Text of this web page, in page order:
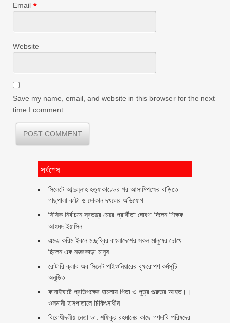
Email *
Website
Save my name, email, and website in this browser for the next
time I comment.
সর্বশেষ
সিলেটে আব্দুল্লাহ হত্যাকাণ্ডের পর আসামিপক্ষের বাড়িতে
গাছপালা কাটা ও দোকান দখলের অভিযোগ
সিসিক নির্বাচনে স্বতন্ত্র মেয়র প্রার্থীতা ঘোষণা দিলেন শিক্ষক
আহমদ ইয়াসিন
এমএ করিম ইবনে মচ্ছব্বির বাংলাদেশের সকল মানুষের চোখে
ছিলেন এক নজরকাড়া মানুষ ‎
রোটারি ক্লাব অব সিলেট পাইওনিয়ারের বৃক্ষরোপণ কর্মসূচি
অনুষ্ঠিত
কানাইঘাটে প্রতিপক্ষের হামলায় পিতা ও পুত্র গুরুতর আহত।।
ওসমানী হাসপাতালে চিকিৎসাধীন
বিরোধীদলীয় নেতা ডা. শফিকুর রহমানের কাছে গণদাবি পরিষদের